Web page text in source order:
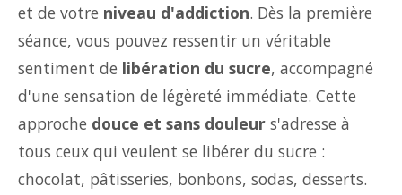
et de votre niveau d'addiction. Dès la première
séance, vous pouvez ressentir un véritable
sentiment de libération du sucre, accompagné
d'une sensation de légèreté immédiate. Cette
approche douce et sans douleur s'adresse à
tous ceux qui veulent se libérer du sucre :
chocolat, pâtisseries, bonbons, sodas, desserts.